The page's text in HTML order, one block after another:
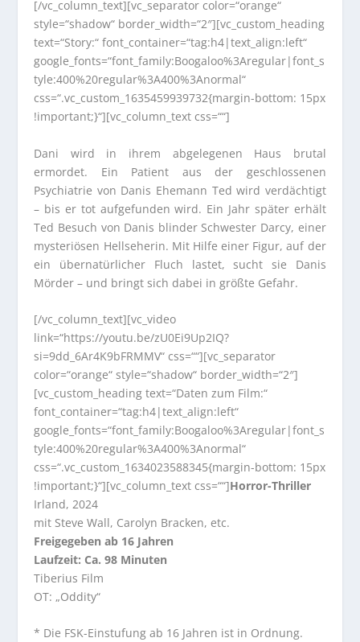
[/vc_column_text][vc_separator color=“orange“
style=“shadow“ border_width=“2″][vc_custom_heading
text=“Story:“ font_container=“tag:h4|text_align:left“
google_fonts=“font_family:Boogaloo%3Aregular|font_s
tyle:400%20regular%3A400%3Anormal“
css=“.vc_custom_1635459939732{margin-bottom: 15px
!important;}“][vc_column_text css=““]
Dani wird in ihrem abgelegenen Haus brutal
ermordet. Ein Patient aus der geschlossenen
Psychiatrie von Danis Ehemann Ted wird verdächtigt
– bis er tot aufgefunden wird. Ein Jahr später erhält
Ted Besuch von Danis blinder Schwester Darcy, einer
mysteriösen Hellseherin. Mit Hilfe einer Figur, auf der
ein übernatürlicher Fluch lastet, sucht sie Danis
Mörder – und bringt sich dabei in größte Gefahr.
[/vc_column_text][vc_video
link=“https://youtu.be/zU0Ei9Up2IQ?
si=9dd_6Ar4K9bFRMMV“ css=““][vc_separator
color=“orange“ style=“shadow“ border_width=“2″]
[vc_custom_heading text=“Daten zum Film:“
font_container=“tag:h4|text_align:left“
google_fonts=“font_family:Boogaloo%3Aregular|font_s
tyle:400%20regular%3A400%3Anormal“
css=“.vc_custom_1634023588345{margin-bottom: 15px
!important;}“][vc_column_text css=““]Horror-Thriller
Irland, 2024
mit Steve Wall, Carolyn Bracken, etc.
Freigegeben ab 16 Jahren
Laufzeit: Ca. 98 Minuten
Tiberius Film
OT: „Oddity“
* Die FSK-Einstufung ab 16 Jahren ist in Ordnung.